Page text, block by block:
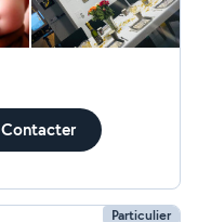
Contacter
Particulier